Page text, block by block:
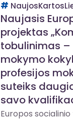
Naujasis
projektas
tobulinimas –
mokymo
profesijos
suteiks
savo
Europos